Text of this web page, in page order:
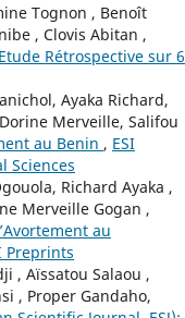
Tognon , Benoît
, Clovis Abitan ,
Rétrospective sur 6
Ayaka Richard,
Merveille, Salifou
au Benin , ESI
Sciences
Richard Ayaka ,
Merveille Gogan ,
au
Preprints
, Aïssatou Salaou ,
, Proper Gandaho,